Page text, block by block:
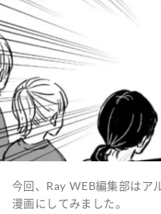
今回、Ray WEB編集部はア
漫画にしてみました。